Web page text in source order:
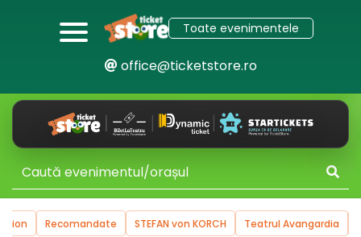
Toate evenimentele
office@ticketstore.ro
Recomandate STEFAN von KORCH Teatrul Avangardia